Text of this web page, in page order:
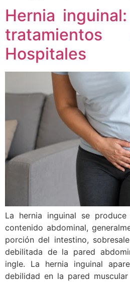
Hernia
Hospitales
La hernia inguinal se
contenido abdominal,
porción del intestino,
debilitada de la pared
ingle. La hernia inguinal
debilidad en la pared